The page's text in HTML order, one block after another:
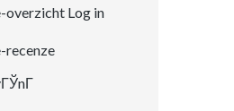
overzicht Log in
recenze